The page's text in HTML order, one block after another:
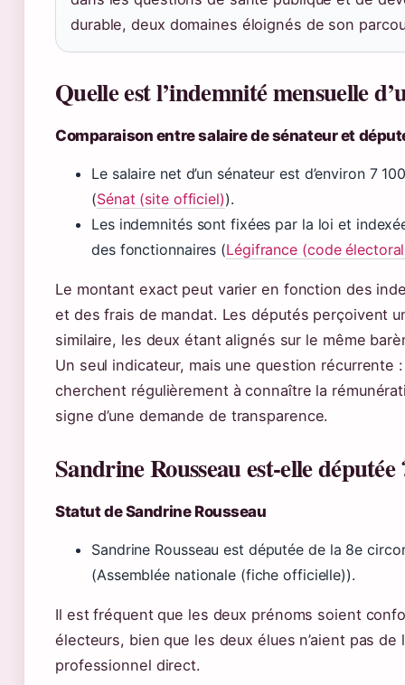
durable, deux domaines éloignés de son
Quelle est l’indemnité mensuelle
Comparaison entre salaire de sénateur et
Le salaire net d’un sénateur est d’environ 7
(Sénat (site officiel)).
Les indemnités sont fixées par la loi et
des fonctionnaires (Légifrance (code
Le montant exact peut varier en fonction des
et des frais de mandat. Les députés perçoivent
similaire, les deux étant alignés sur le même
Un seul indicateur, mais une question récurrente
cherchent régulièrement à connaître la
signe d’une demande de transparence.
Sandrine Rousseau est-elle députée
Statut de Sandrine Rousseau
Sandrine Rousseau est députée de la 8e
(Assemblée nationale (fiche officielle)).
Il est fréquent que les deux prénoms soient
électeurs, bien que les deux élues n’aient pas de
professionnel direct.